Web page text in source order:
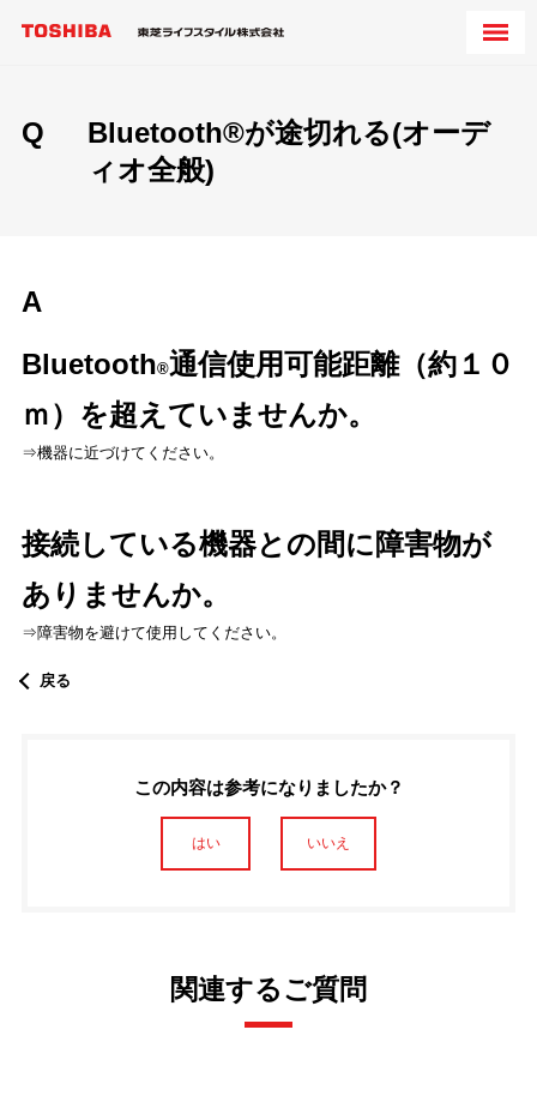
Q
Bluetooth®が途切れる(オーデ
ィオ全般)
A
Bluetooth®通信使用可能距離（約１０
ｍ）を超えていませんか。
⇒機器に近づけてください。
接続している機器との間に障害物が
ありませんか。
⇒障害物を避けて使用してください。
戻る
この内容は参考になりましたか？
はい いいえ
関連するご質問